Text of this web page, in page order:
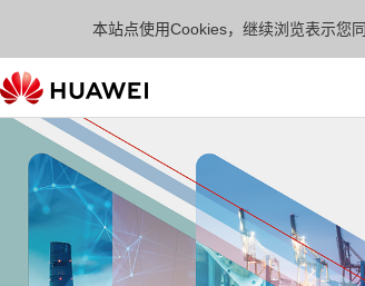
本站点使用Cookies，继续浏览表示您